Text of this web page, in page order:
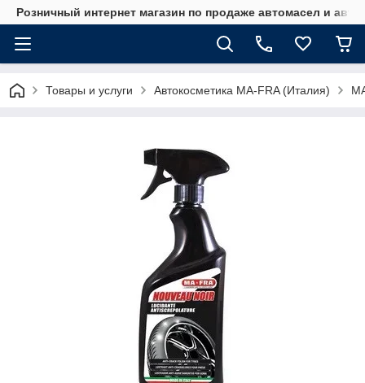
Розничный интернет магазин по продаже автомасел и
Товары и услуги Автокосметика MA-FRA (Италия)